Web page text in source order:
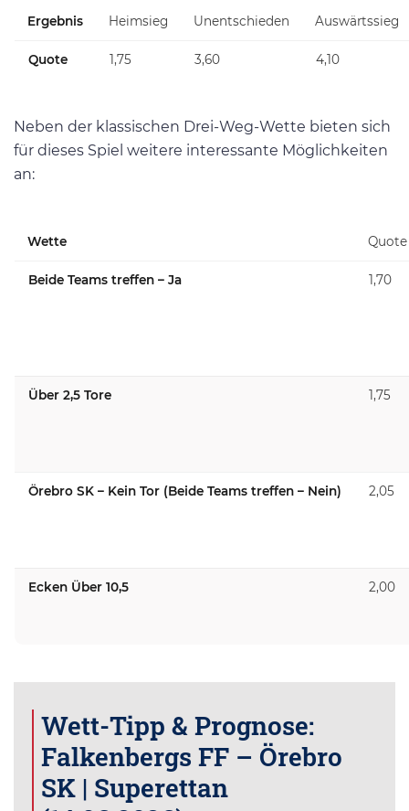
Ergebnis Heimsieg Unentschieden Auswärtssieg
Quote 1,75 3,60 4,10
Neben der klassischen Drei-Weg-Wette bieten sich
für dieses Spiel weitere interessante Möglichkeiten
an:
Wette Quote
Beide Teams treffen – Ja 1,70
Über 2,5 Tore 1,75
Örebro SK – Kein Tor (Beide Teams treffen – Nein) 2,05
Ecken Über 10,5 2,00
Wett-Tipp & Prognose:
Falkenbergs FF – Örebro
SK | Superettan